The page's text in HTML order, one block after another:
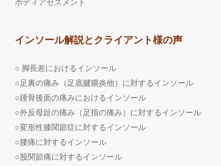
ボディアセスメント
インソール解説とクライアント様の声
○ 脚長差におけるインソール
○足裏の痛み（足底腱膜炎他）に対するインソール
○踵骨後面の痛みにおけるインソール
○外反母趾の痛み（足指の痛み）に対するインソール
○変形性膝関節症に対するインソール
○腰痛に対するインソール
○股関節痛に対するインソール